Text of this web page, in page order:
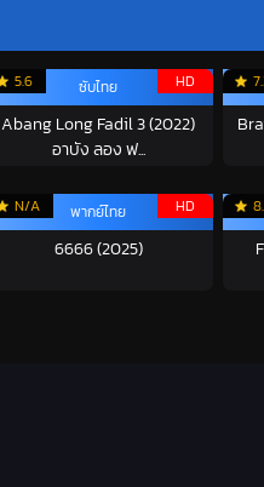
5.6 HD
ซับไทย
Abang Long Fadil 3 (2022)
อาบัง ลอง ฟ...
N/A HD
พากย์ไทย
6666 (2025)